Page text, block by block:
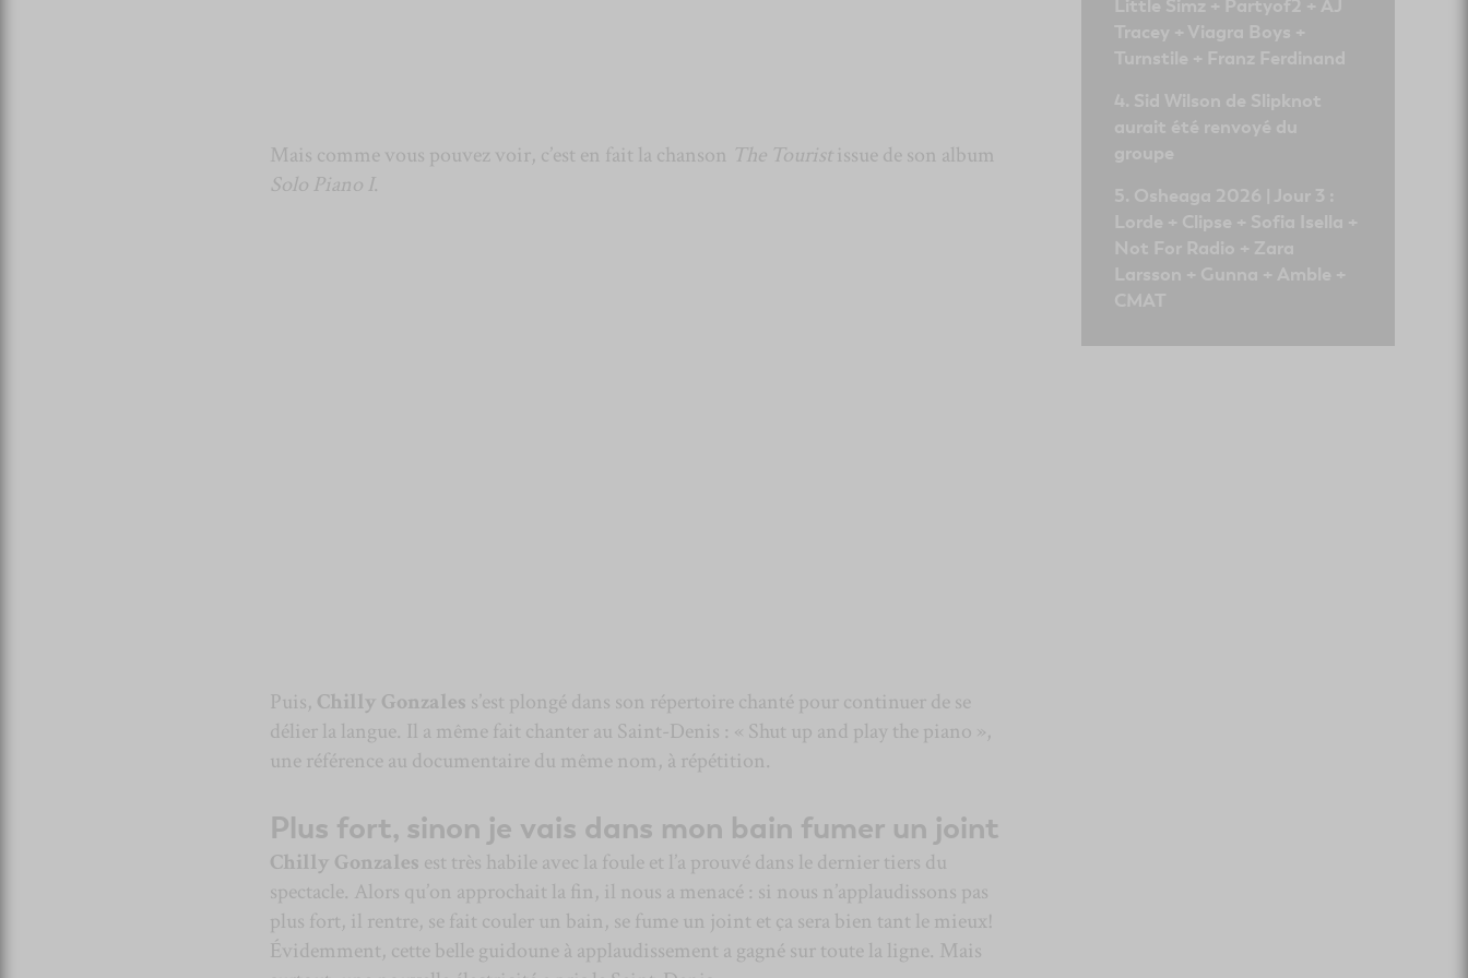
Mais comme vous pouvez voir, c’est en fait la chanson The Tourist issue de son album
Solo Piano I.
Puis, Chilly Gonzales s’est plongé dans son répertoire chanté pour continuer de se
délier la langue. Il a même fait chanter au Saint-Denis : « Shut up and play the piano »,
une référence au documentaire du même nom, à répétition.
Plus fort, sinon je vais dans mon bain fumer un joint
Chilly Gonzales est très habile avec la foule et l’a prouvé dans le dernier tiers du
spectacle. Alors qu’on approchait la fin, il nous a menacé : si nous n’applaudissons pas
plus fort, il rentre, se fait couler un bain, se fume un joint et ça sera bien tant le mieux!
Évidemment, cette belle guidoune à applaudissement a gagné sur toute la ligne. Mais